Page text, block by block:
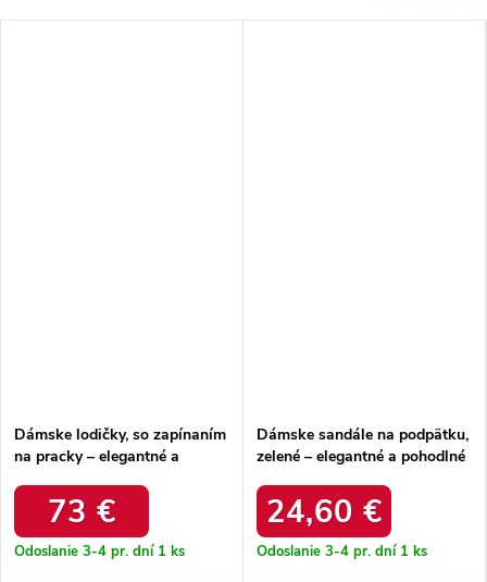
Dámske lodičky, so zapínaním
na pracky – elegantné a
73 €
Odoslanie 3-4 pr. dní 1 ks
Dámske sandále na podpätku,
zelené – elegantné a pohodlné
24,60 €
Odoslanie 3-4 pr. dní 1 ks